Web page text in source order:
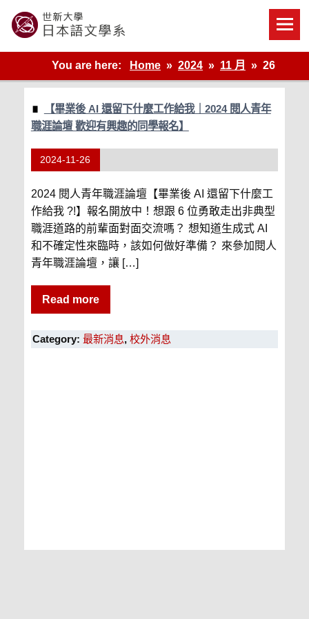
content
世新大學教學單位的網站
You are here:
Home 2024 11 月 26
【畢業後 AI 還留下什麼工作給我｜2024 閱人青年
職涯論壇 歡迎有興趣的同學報名】
2024-11-26
2024 閱人青年職涯論壇【畢業後 AI 還留下什麼工
作給我 ?!】報名開放中！想跟 6 位勇敢走出非典型
職涯道路的前輩面對面交流嗎？ 想知道生成式 AI
和不確定性來臨時，該如何做好準備？ 來參加閱人
青年職涯論壇，讓 […]
Read more
Category: 最新消息, 校外消息